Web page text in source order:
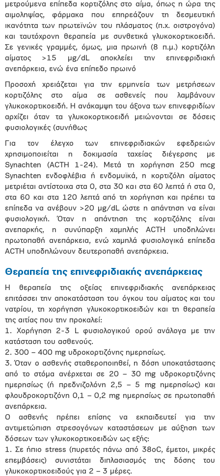
μετρούμενα επίπεδα κορτιζόλης στο αίμα, όπως η ώρα της
αιμοληψίας, φάρμακα που επηρεάζουν τη δεσμευτική
ικανότητα των πρωτεϊνών του πλάσματος (π.χ. οιστρογόνα)
και ταυτόχρονη θεραπεία με συνθετικά γλυκοκορτικοειδή.
Σε γενικές γραμμές, όμως, μια πρωινή (8 π.μ.) κορτιζόλη
αίματος >15 μg/dL αποκλείει την επινεφριδιακή
ανεπάρκεια, ενώ ένα επίπεδο πρωινό
Προσοχή χρειάζεται για την ερμηνεία των μετρήσεων
κορτιζόλης στο αίμα σε ασθενείς που λαμβάνουν
γλυκοκορτικοειδή. Η ανάκαμψη του άξονα των επινεφριδίων
αρχίζει όταν τα γλυκοκορτικοειδή μειώνονται σε δόσεις
φυσιολογικές (συνήθως
Για τον έλεγχο των επινεφριδιακών εφεδρειών
χρησιμοποιείται η δοκιμασία ταχείας διέγερσης με
Synachten (ACTH 1-24). Μετά τη χορήγηση 250 mcg
Synachten ενδοφλέβια ή ενδομυϊκά, η κορτιζόλη αίματος
μετριέται αντίστοιχα στα 0, στα 30 και στα 60 λεπτά ή στα 0,
στα 60 και στα 120 λεπτά από τη χορήγηση και πρέπει τα
επίπεδα να ανέβουν >20 μg/dL ώστε η απάντηση να είναι
φυσιολογική. Όταν η απάντηση της κορτιζόλης είναι
ανεπαρκής, η συνύπαρξη χαμηλής ACTH υποδηλώνει
πρωτοπαθή ανεπάρκεια, ενώ χαμηλά φυσιολογικά επίπεδα
ACTH υποδηλώνουν δευτεροπαθή ανεπάρκεια.
Θεραπεία της επινεφριδιακής ανεπάρκειας
Η θεραπεία της οξείας επινεφριδιακής ανεπάρκειας
επιτάσσει την αποκατάσταση του όγκου του αίματος και του
νατρίου, τη χορήγηση γλυκοκορτικοειδών και τη θεραπεία
της αιτίας που την προκαλεί:
1. Χορήγηση 2-3 L φυσιολογικού ορού ανάλογα με την
κατάσταση του ασθενούς.
2. 300 – 400 mg υδροκορτιζόνης ημερησίως.
3. Όταν ο ασθενής σταθεροποιηθεί, η δόση υποκατάστασης
από το στόμα ανέρχεται σε 20 – 30 mg υδροκορτιζόνης
ημερησίως (ή πρεδνιζολόνη 2,5 – 5 mg ημερησίως) και
φλουδροκορτιζόνη 0,1 – 0,2 mg ημερησίως σε πρωτοπαθή
ανεπάρκεια.
Ο ασθενής πρέπει επίσης να εκπαιδευτεί για την
αντιμετώπιση στρεσογόνων καταστάσεων με αύξηση των
δόσεων των γλυκοκορτικοειδών ως εξής:
1. Σε ήπιο stress (πυρετός πάνω από 38οC, έμετοι, μικρές
επεμβάσεις) συνιστάται διπλασιασμός της δόσης του
γλυκοκορτικοειδούς για 2 – 3 μέρες.